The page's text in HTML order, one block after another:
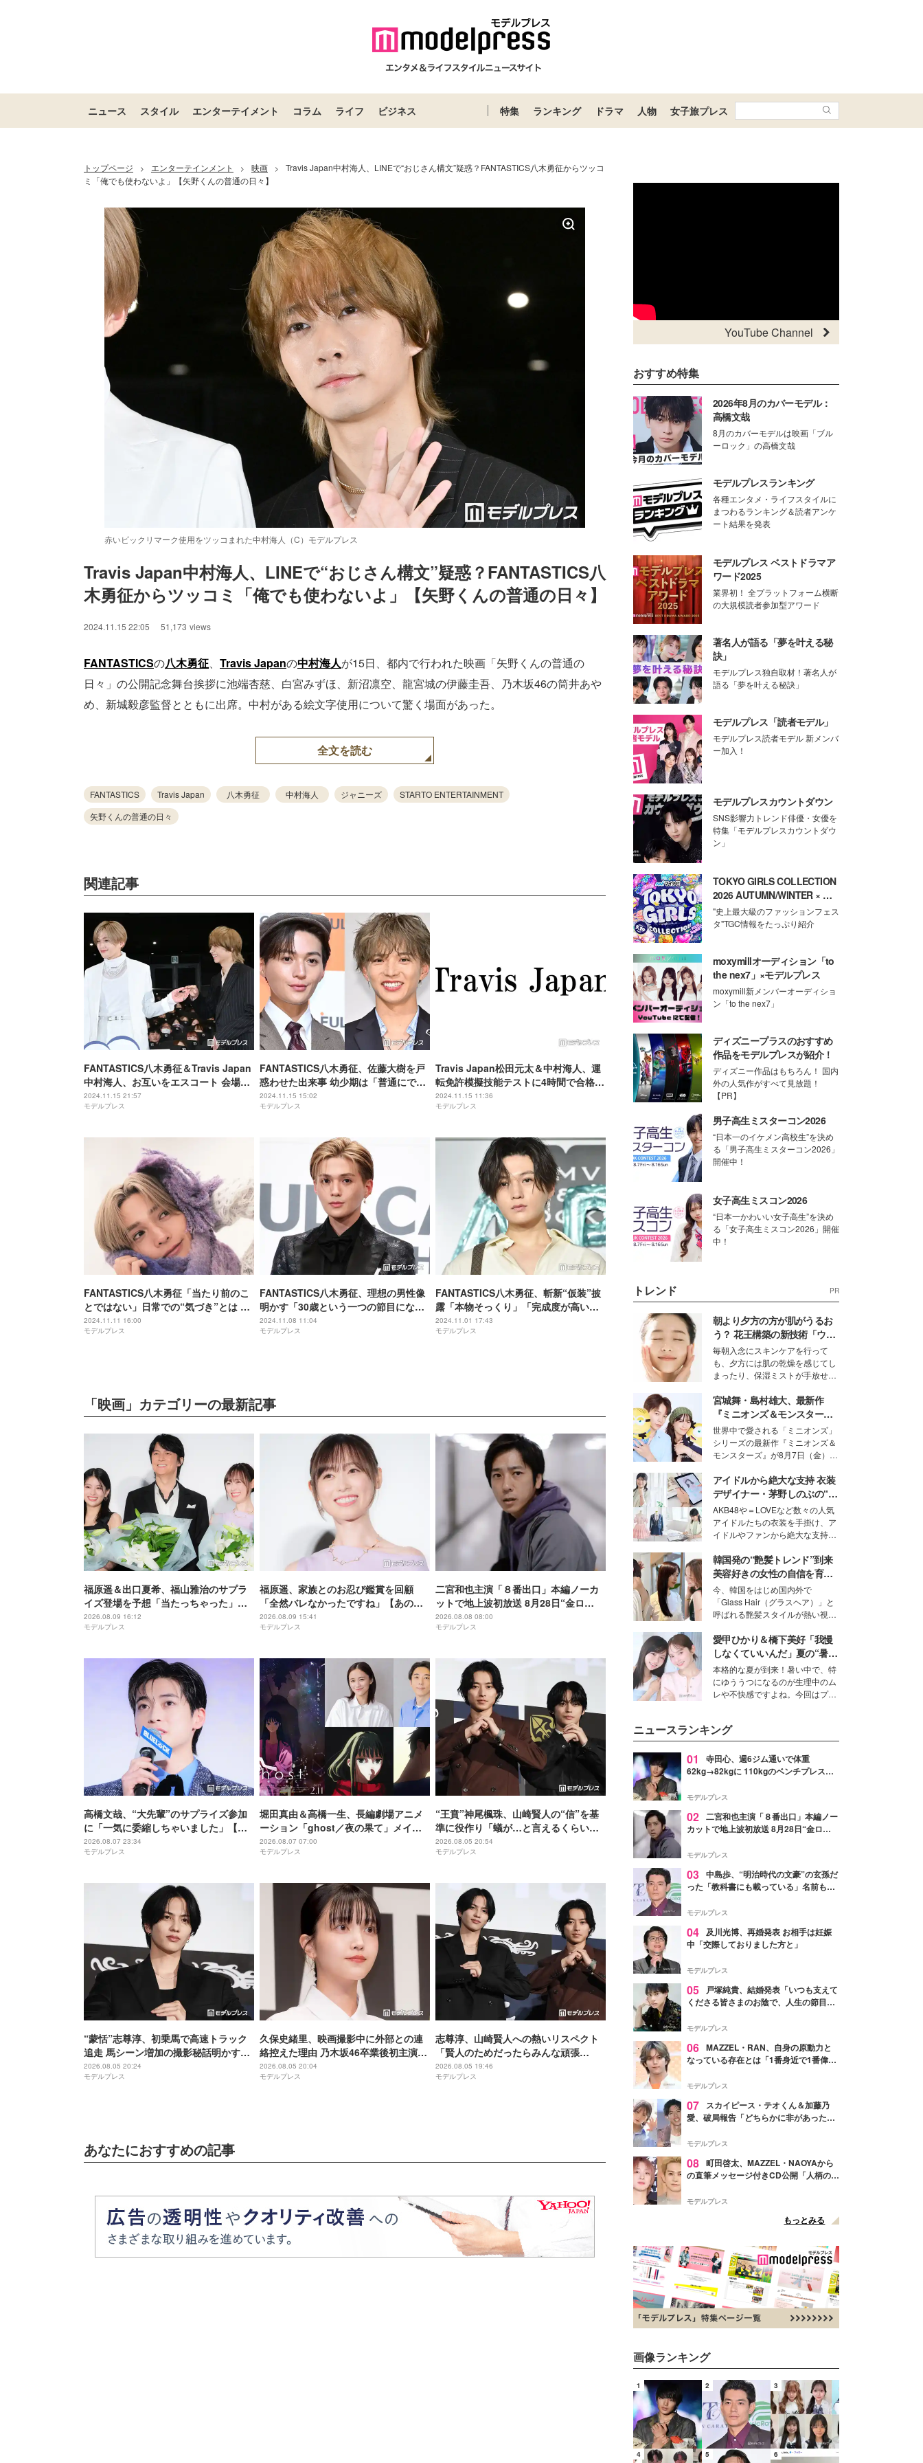
ニュース スタイル エンターテイメント コラム ライフ ビジネス 特集 ランキング ドラマ 人物 女子旅プレス
トップページ > エンターテインメント > 映画 >
Travis Japan中村海人、LINEで“おじさん構文”疑惑？FANTASTICS八木勇征からツッコ
ミ「俺でも使わないよ」【矢野くんの普通の日々】
赤いビックリマーク使用をツッコまれた中村海人（C）モデルプレス
Travis Japan中村海人、LINEで“おじさん構文”疑惑？FANTASTICS八
木勇征からツッコミ「俺でも使わないよ」【矢野くんの普通の日々】
2024.11.15 22:05 51,173 views
FANTASTICSの八木勇征、 Travis Japanの中村海人が15日、都内で行われた映画「矢野くんの普通の
日々」の公開記念舞台挨拶に池端杏慈、白宮みずほ、新沼凛空、龍宮城の伊藤圭吾、乃木坂46の筒井あや
め、新城毅彦監督とともに出席。中村がある絵文字使用について驚く場面があった。
全文を読む
FANTASTICS Travis Japan 八木勇征 中村海人 ジャニーズ
STARTO ENTERTAINMENT
矢野くんの普通の日々
関連記事
FANTASTICS八木勇征＆Travis Japan
中村海人、お互いをエスコート 会場か
ら黄色い歓声飛び交う【矢野くんの普
通の日々】
2024.11.15 21:57
モデルプレス
FANTASTICS八木勇征、佐藤大樹を戸
惑わせた出来事 幼少期は「普通にでき
てた」
2024.11.15 15:02
モデルプレス
Travis Japan松田元太＆中村海人、運
転免許模擬技能テストに4時間で合格
アメリカで実現したいことは？「今の1
番でっかい夢」
2024.11.15 11:36
モデルプレス
FANTASTICS八木勇征「当たり前のこ
とではない」日常での“気づき”とは 美
の秘訣も語る
2024.11.11 16:00
モデルプレス
FANTASTICS八木勇征、理想の男性像
明かす「30歳という一つの節目になる
ので」【2024ベストフォーマルウェア
アワード】
2024.11.08 11:04
モデルプレス
FANTASTICS八木勇征、斬新“仮装”披
露「本物そっくり」「完成度が高い」
の声
2024.11.01 17:43
モデルプレス
「映画」カテゴリーの最新記事
福原遥＆出口夏希、福山雅治のサプラ
イズ登場を予想「当たっちゃった」
【あの星が降る丘で、君とまた出会い
たい。】
2026.08.09 16:12
モデルプレス
福原遥、家族とのお忍び鑑賞を回顧
「全然バレなかったですね」【あの星
が降る丘で、君とまた出会いたい。】
2026.08.09 15:41
モデルプレス
二宮和也主演「８番出口」本編ノーカ
ットで地上波初放送 8月28日“金ロ
ー”枠
2026.08.08 08:00
モデルプレス
高橋文哉、“大先輩”のサプライズ参加
に「一気に委縮しちゃいました」【ブ
ルーロック】
2026.08.07 23:34
モデルプレス
堀田真由＆高橋一生、長編劇場アニメ
ーション「ghost／夜の果て」メイン
キャスト声優に決定「子どもの頃に抱
いていた言葉にはできない沢山の感情
2026.08.07 07:00
モデルプレス
“王賁”神尾楓珠、山崎賢人の“信”を基
準に役作り「蟻が…と言えるくらいの
説得力がないと」【キングダム 魂の決
戦】
2026.08.05 20:54
モデルプレス
“蒙恬”志尊淳、初乗馬で高速トラック
追走 馬シーン増加の撮影秘話明かす
【キングダム 魂の決戦】
2026.08.05 20:24
モデルプレス
久保史緒里、映画撮影中に外部との連
絡控えた理由 乃木坂46卒業後初主演で
母親役に【世界は美しいと誰かが言っ
た】
2026.08.05 20:04
モデルプレス
志尊淳、山崎賢人への熱いリスペクト
「賢人のためだったらみんな頑張
る」“信”としての姿を絶賛【キングダ
ム 魂の決戦】
2026.08.05 19:46
モデルプレス
あなたにおすすめの記事
YouTube Channel
おすすめ特集
2026年8月のカバーモデル：
高橋文哉
8月のカバーモデルは映画「ブル
ーロック」の高橋文哉
モデルプレスランキング
各種エンタメ・ライフスタイルに
まつわるランキング＆読者アンケ
ート結果を発表
モデルプレス ベストドラマア
ワード2025
業界初！ 全プラットフォーム横断
の大規模読者参加型アワード
著名人が語る「夢を叶える秘
訣」
モデルプレス独自取材！著名人が
語る「夢を叶える秘訣」
モデルプレス「読者モデル」
モデルプレス読者モデル 新メンバ
ー加入！
モデルプレスカウントダウン
SNS影響力トレンド俳優・女優を
特集「モデルプレスカウントダウ
ン」
TOKYO GIRLS COLLECTION
2026 AUTUMN/WINTER × モ
デルプレス
"史上最大級のファッションフェス
タ"TGC情報をたっぷり紹介
moxymillオーディション「to
the nex7」×モデルプレス
moxymill新メンバーオーディショ
ン「to the nex7」
ディズニープラスのおすすめ
作品をモデルプレスが紹介！
ディズニー作品はもちろん！ 国内
外の人気作がすべて見放題！
【PR】
男子高生ミスターコン2026
“日本一のイケメン高校生”を決め
る「男子高生ミスターコン2026」
開催中！
女子高生ミスコン2026
“日本一かわいい女子高生”を決め
る「女子高生ミスコン2026」開催
中！
トレンド PR
朝より夕方の方が肌がうるお
う？ 花王構築の新技術「ウォ
ーターキャプチャリングスキ
ン（捕水肌）」がスキンケア
の常識を変える予感
毎朝入念にスキンケアを行って
も、夕方には肌の乾燥を感じてし
まったり、保湿ミストが手放せな
な美容の常識を大きく変える可能
性を秘めた、革新的な「Water
Capturing Skin（ウォーターキャ
プチャリングスキン：捕水肌）」
技術を、花王が構築した。
宮城舞・島村雄大、最新作
『ミニオンズ＆モンスター
ズ』の魅力熱弁 ハチャメチャ
だけじゃない“友情と絆”に感
動
世界中で愛される「ミニオンズ」
シリーズの最新作『ミニオンズ＆
モンスターズ』が8月7日（金）に
ニオン好き”という共通点を持つモ
デルの宮城舞と島村雄大の特別対
談をお届け！それぞれの視点か
ら、今作ならではの魅力や予想外
の感動をもたらす奥深いストーリ
ーについて熱く語り合ってもらっ
た。
アイドルから絶大な支持 衣装
デザイナー・茅野しのぶの“可
愛い”を作る美学＜「シチズン
クロスシー」インタビュー＞
AKB48や＝LOVEなど数々の人気
アイドルたちの衣装を手掛け、ア
イドルやファンから絶大な支持を
取締役兼クリエイティブディレク
ター・茅野しのぶ。一人ひとりの
個性に寄り添い、魅力を引き出す
衣装作りは、多くの女性たちに勇
気と自信を与え続けている。
韓国発の“艶髪トレンド”到来
美容好きの女性の自信を育む
「ヘアケア事情」って？
今、韓国をはじめ国内外で
「Glass Hair（グラスヘア）」と
呼ばれる艶髪スタイルが熱い視線
ションの完成度を高めるベースと
して、“髪そのものの美しさ”に改
めて注目する人が増えている様
子。今回は、そんな憧れの艶やか
な髪を日常で叶える、美容好きの
女性たちのヘアケア事情を紹介し
愛甲ひかり＆橋下美好「我慢
しなくていいんだ」夏の“暑さ
対策”の新しい選択肢とは？
本格的な夏が到来！暑い中で、特
にゆううつになるのが生理中のム
レや不快感ですよね。今回はプラ
好さんを迎えて本音で女子会トー
ク。猛暑のお出かけを快適に過ご
すヒントや、2人が感動した夏の
生理の新常識にも迫りました。
ニュースランキング
01
寺田心、週6ジム通いで体重
62kg→82kgに 110kgのベンチプレス持
「かっこいい」と反響
モデルプレス
02 二宮和也主演「８番出口」本編ノー
カットで地上波初放送 8月28日“金ロ
モデルプレス
03 中島歩、“明治時代の文豪”の玄孫だ
った「教科書にも載っている」名前も先
モデルプレス
04 及川光博、再婚発表 お相手は妊娠
中「交際しておりました方と」
モデルプレス
05
戸塚純貴、結婚発表「いつも支えて
くださる皆さまのお陰で、人生の節目を
す」【全文】
モデルプレス
06 MAZZEL・RAN、自身の原動力と
なっている存在とは「1番身近で1番偉大
モデルプレス
07
スカイピース・テオくん＆加藤乃
愛、破局報告「どちらかに非があったわ
モデルプレス
08 町田啓太、MAZZEL・NAOYAから
の直筆メッセージ付きCD公開「人柄の良
モデルプレス
もっとみる
画像ランキング
1 2 3
4 5 6